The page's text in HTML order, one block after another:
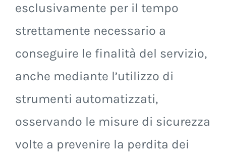
esclusivamente per il tempo
strettamente necessario a
conseguire le finalità del servizio,
anche mediante l’utilizzo di
strumenti automatizzati,
osservando le misure di sicurezza
volte a prevenire la perdita dei